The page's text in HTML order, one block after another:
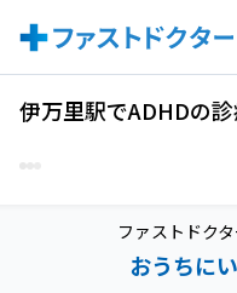
伊万里駅でADHDの
ファストドク
おうちに